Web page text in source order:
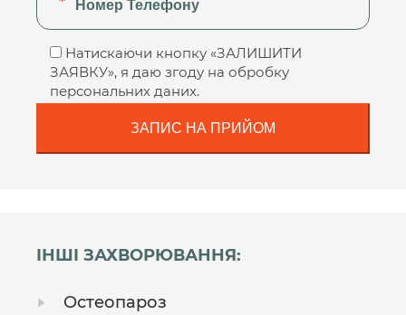
Натискаючи кнопку «ЗАЛИШИТИ
ЗАЯВКУ», я даю згоду на обробку
персональних даних.
ІНШІ ЗАХВОРЮВАННЯ:
Остеопароз